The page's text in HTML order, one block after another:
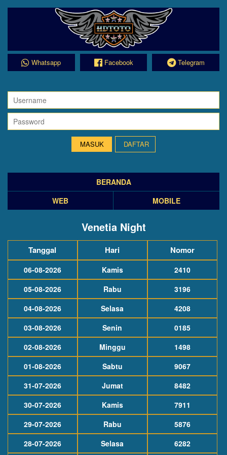
Whatsapp Facebook Telegram
DAFTAR
BERANDA
WEB
MOBILE
Venetia Night
Tanggal Hari Nomor
06-08-2026 Kamis
2410
05-08-2026
Rabu
3196
04-08-2026
Selasa
4208
03-08-2026
Senin
0185
02-08-2026
Minggu
1498
01-08-2026
Sabtu
9067
31-07-2026
Jumat
8482
30-07-2026
Kamis
7911
29-07-2026
Rabu
5876
28-07-2026
Selasa 6282